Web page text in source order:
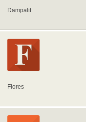
Dampalit
Flores